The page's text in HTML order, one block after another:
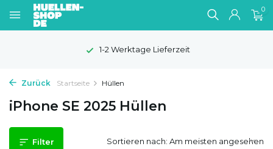
0
1-2 Werktage Lieferzeit
Zurück Startseite Hüllen
iPhone SE 2025 Hüllen
Filter Sortieren nach: